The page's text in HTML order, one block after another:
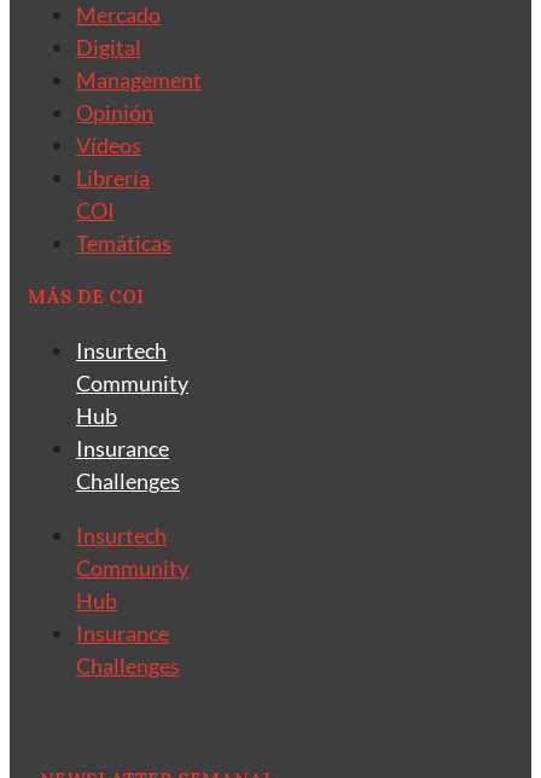
Mercado
Digital
Management
Opinión
Vídeos
Librería
COI
Temáticas
MÁS DE COI
Insurtech
Community
Hub
Insurance
Challenges
Insurtech
Community
Hub
Insurance
Challenges